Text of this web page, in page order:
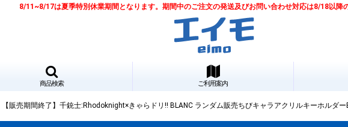
8/11~8/17は夏季特別休業期間となります。期間中のご注文の発送及びお問い合わせ対応は8/18以降
商品検索 ご利用案内
【販売期間終了】千銃士:Rhodoknight×きゃらドリ!! BLANC ランダム販売ちびキャラアクリルキーホルダー